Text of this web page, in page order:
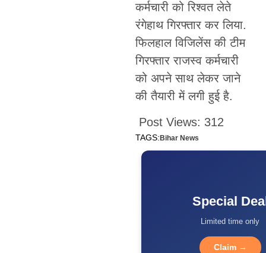
कर्मचारी को रिश्वत लेते
रंगेहाथ गिरफ्तार कर लिया.
फिलहाल विजिलेंस की टीम
गिरफ्तार राजस्व कर्मचारी
को अपने साथ लेकर जाने
की तैयारी में लगी हुई है.
Post Views: 312
TAGS: Bihar News
Special
Limited time only
Claim →